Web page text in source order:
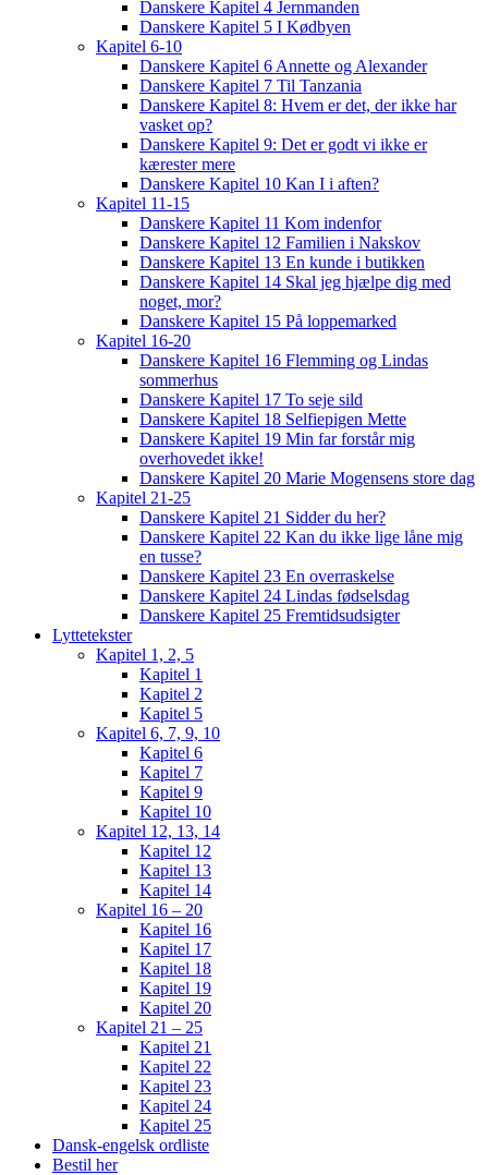
Danskere Kapitel 4 Jernmanden
Danskere Kapitel 5 I Kødbyen
Kapitel 6-10
Danskere Kapitel 6 Annette og Alexander
Danskere Kapitel 7 Til Tanzania
Danskere Kapitel 8: Hvem er det, der ikke har
vasket op?
Danskere Kapitel 9: Det er godt vi ikke er
kærester mere
Danskere Kapitel 10 Kan I i aften?
Kapitel 11-15
Danskere Kapitel 11 Kom indenfor
Danskere Kapitel 12 Familien i Nakskov
Danskere Kapitel 13 En kunde i butikken
Danskere Kapitel 14 Skal jeg hjælpe dig med
noget, mor?
Danskere Kapitel 15 På loppemarked
Kapitel 16-20
Danskere Kapitel 16 Flemming og Lindas
sommerhus
Danskere Kapitel 17 To seje sild
Danskere Kapitel 18 Selfiepigen Mette
Danskere Kapitel 19 Min far forstår mig
overhovedet ikke!
Danskere Kapitel 20 Marie Mogensens store dag
Kapitel 21-25
Danskere Kapitel 21 Sidder du her?
Danskere Kapitel 22 Kan du ikke lige låne mig
en tusse?
Danskere Kapitel 23 En overraskelse
Danskere Kapitel 24 Lindas fødselsdag
Danskere Kapitel 25 Fremtidsudsigter
Lyttetekster
Kapitel 1, 2, 5
Kapitel 1
Kapitel 2
Kapitel 5
Kapitel 6, 7, 9, 10
Kapitel 6
Kapitel 7
Kapitel 9
Kapitel 10
Kapitel 12, 13, 14
Kapitel 12
Kapitel 13
Kapitel 14
Kapitel 16 – 20
Kapitel 16
Kapitel 17
Kapitel 18
Kapitel 19
Kapitel 20
Kapitel 21 – 25
Kapitel 21
Kapitel 22
Kapitel 23
Kapitel 24
Kapitel 25
Dansk-engelsk ordliste
Bestil her